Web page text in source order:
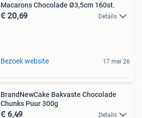
Macarons Chocolade Ø3,5cm 160st.
€ 20,69 Details
Bezoek website 17 mei 26
BrandNewCake Bakvaste Chocolade
Chunks Puur 300g
€ 6,49 Details